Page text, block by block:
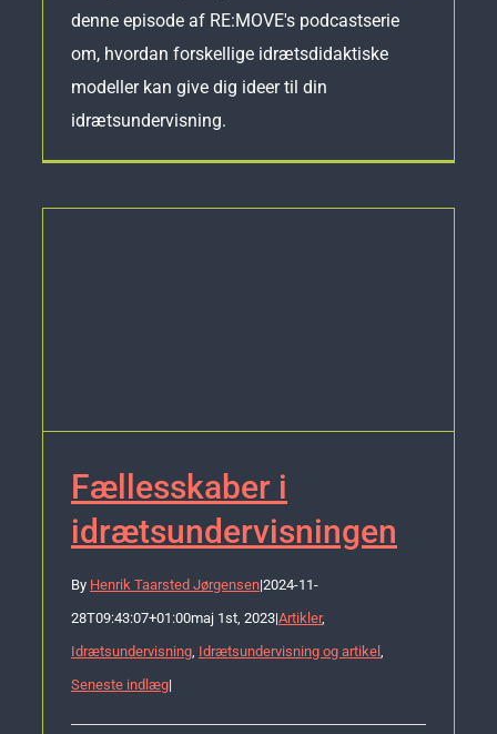
denne episode af RE:MOVE's podcastserie
om, hvordan forskellige idrætsdidaktiske
modeller kan give dig ideer til din
idrætsundervisning.
Fællesskaber i
idrætsundervisningen
By Henrik Taarsted Jørgensen|2024-11-
28T09:43:07+01:00maj 1st, 2023|Artikler,
Idrætsundervisning, Idrætsundervisning og artikel ,
Seneste indlæg|